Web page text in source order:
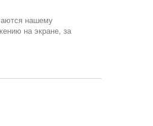
нашему
на экране, за